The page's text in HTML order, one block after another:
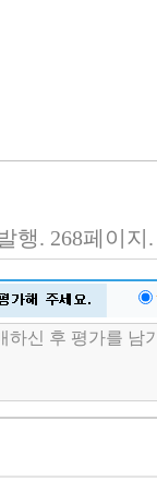
행. 268페이